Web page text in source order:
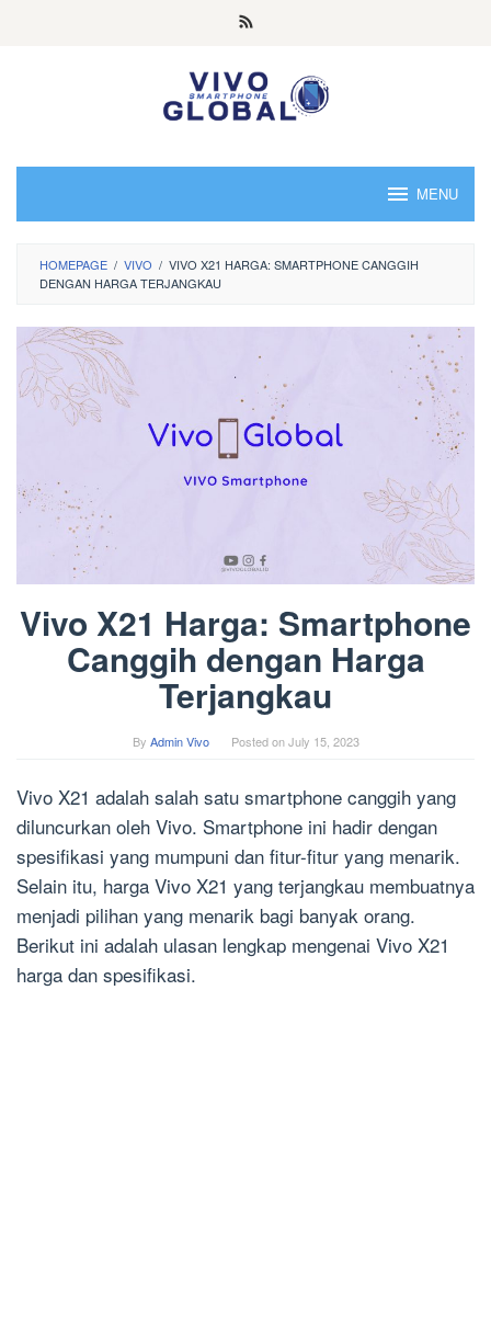
MENU
HOMEPAGE / VIVO / VIVO X21 HARGA: SMARTPHONE CANGGIH
DENGAN HARGA TERJANGKAU
Vivo X21 Harga: Smartphone
Canggih dengan Harga
Terjangkau
By Admin Vivo Posted onJuly 15, 2023
Vivo X21 adalah salah satu smartphone canggih yang
diluncurkan oleh Vivo. Smartphone ini hadir dengan
spesifikasi yang mumpuni dan fitur-fitur yang menarik.
Selain itu, harga Vivo X21 yang terjangkau membuatnya
menjadi pilihan yang menarik bagi banyak orang.
Berikut ini adalah ulasan lengkap mengenai Vivo X21
harga dan spesifikasi.